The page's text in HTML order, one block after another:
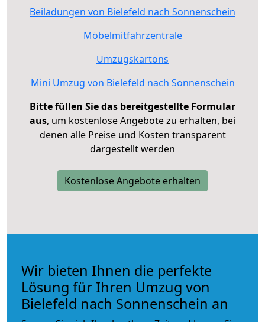
Beiladungen von Bielefeld nach Sonnenschein
Möbelmitfahrzentrale
Umzugskartons
Mini Umzug von Bielefeld nach Sonnenschein
Bitte füllen Sie das bereitgestellte Formular
aus, um kostenlose Angebote zu erhalten, bei
denen alle Preise und Kosten transparent
dargestellt werden
Kostenlose Angebote erhalten
Wir bieten Ihnen die perfekte
Lösung für Ihren Umzug von
Bielefeld nach Sonnenschein an